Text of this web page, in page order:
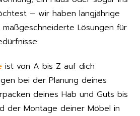
– wir haben langjährige
Lösungen für
ist von A bis Z auf dich
bei der Planung deines
deines Hab und Guts bis
der Montage deiner Möbel in